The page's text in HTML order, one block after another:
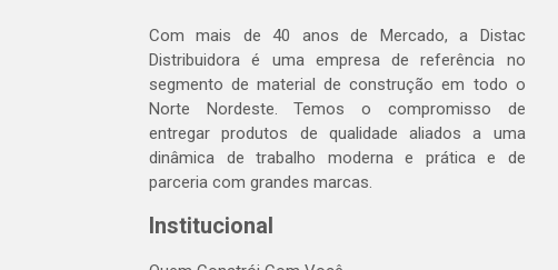
Com mais de 40 anos de Mercado, a Distac
Distribuidora é uma empresa de referência no
segmento de material de construção em todo o
Norte Nordeste. Temos o compromisso de
entregar produtos de qualidade aliados a uma
dinâmica de trabalho moderna e prática e de
parceria com grandes marcas.
Institucional